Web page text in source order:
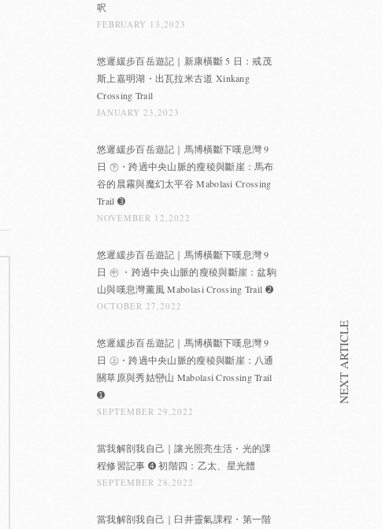
NEXT ARTICLE
呎
FEBRUARY 13,2023
悠遲緩步百岳遊記｜新康橫斷 5 日：戒茂
斯上嘉明湖・出瓦拉米古道 Xinkang
Crossing Trail
JANUARY 23,2023
悠遲緩步百岳遊記｜馬博橫斷下嘆息灣 9
日 ㊦・跨過中央山脈的瘦稜與斷崖：馬布
谷的晨霧與魔幻太平谷 Mabolasi Crossing
Trail ➌
NOVEMBER 12,2022
悠遲緩步百岳遊記｜馬博橫斷下嘆息灣 9
日 ㊥ ・跨過中央山脈的瘦稜與斷崖：盆駒
山與嘆息灣薰風 Mabolasi Crossing Trail ➋
OCTOBER 27,2022
悠遲緩步百岳遊記｜馬博橫斷下嘆息灣 9
日 ㊤・跨過中央山脈的瘦稜與斷崖：八通
關草原與秀姑巒山 Mabolasi Crossing Trail
➊
SEPTEMBER 29,2022
當我解剖我自己｜讓光照亮生活・光的課
程修習記事 ➍ 初階四：乙太、星光體
SEPTEMBER 28,2022
當我解剖我自己｜臼井靈氣課程・第一階